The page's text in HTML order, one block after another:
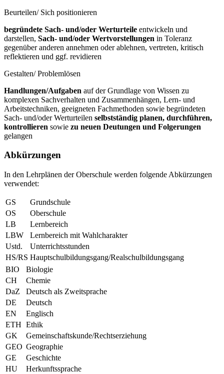
Beurteilen/ Sich positionieren
begründete Sach- und/oder Werturteile entwickeln und
darstellen, Sach- und/oder Wertvorstellungen in Toleranz
gegenüber anderen annehmen oder ablehnen, vertreten, kritisch
reflektieren und ggf. revidieren
Gestalten/ Problemlösen
Handlungen/Aufgaben auf der Grundlage von Wissen zu
komplexen Sachverhalten und Zusammenhängen, Lern- und
Arbeitstechniken, geeigneten Fachmethoden sowie begründeten
Sach- und/oder Werturteilen selbstständig planen, durchführen,
kontrollieren sowie zu neuen Deutungen und Folgerungen
gelangen
Abkürzungen
In den Lehrplänen der Oberschule werden folgende Abkürzungen
verwendet:
GS
Grundschule
OS
Oberschule
LB
Lernbereich
LBW
Lernbereich mit Wahlcharakter
Ustd.
Unterrichtsstunden
HS/RS Hauptschulbildungsgang/Realschulbildungsgang
BIO
Biologie
CH
Chemie
DaZ
Deutsch als Zweitsprache
DE
Deutsch
EN
Englisch
ETH Ethik
GK
Gemeinschaftskunde/Rechtserziehung
GEO Geographie
GE
Geschichte
HU
Herkunftssprache